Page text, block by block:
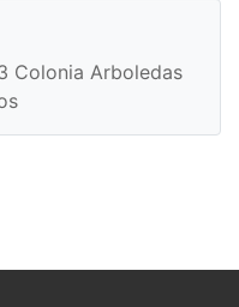
Colonia Arboledas